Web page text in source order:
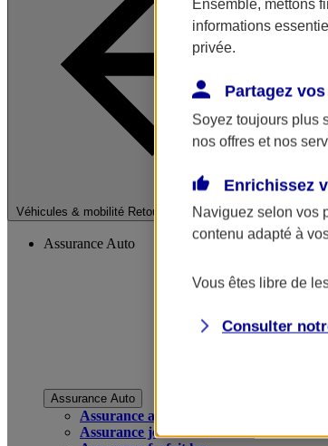
Véhicules & mobilité Retour à la section précédente
Assurance Auto
Assurance Auto
Assurance auto
Assurance jeune conducteur
Ensemble, mettons
informations
privée.
Partagez
Soyez toujours plus
nos offres et nos
Enrichissez
Naviguez selon vos
contenu adapté à
Vous êtes libre de
Consulter